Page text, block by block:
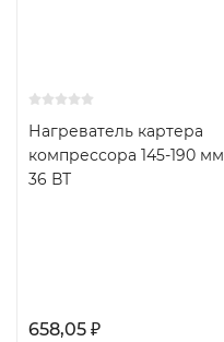
Нагреватель картера
компрессора 145-190 мм
36 ВТ
658,05 ₽